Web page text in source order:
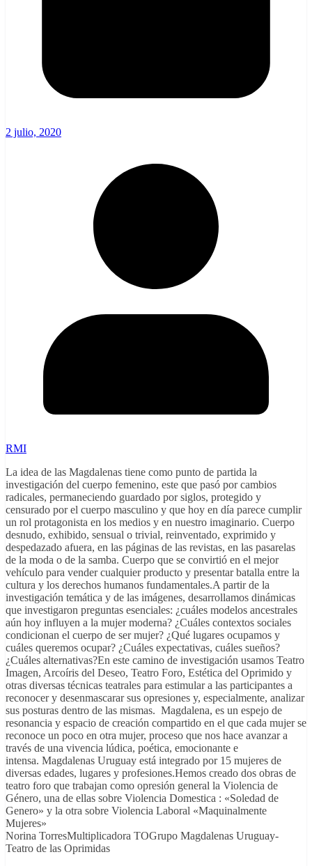
2 julio, 2020
RMI
La idea de las Magdalenas tiene como punto de partida la
investigación del cuerpo femenino, este que pasó por cambios
radicales, permaneciendo guardado por siglos, protegido y
censurado por el cuerpo masculino y que hoy en día parece cumplir
un rol protagonista en los medios y en nuestro imaginario. Cuerpo
desnudo, exhibido, sensual o trivial, reinventado, exprimido y
despedazado afuera, en las páginas de las revistas, en las pasarelas
de la moda o de la samba. Cuerpo que se convirtió en el mejor
vehículo para vender cualquier producto y presentar batalla entre la
cultura y los derechos humanos fundamentales.A partir de la
investigación temática y de las imágenes, desarrollamos dinámicas
que investigaron preguntas esenciales: ¿cuáles modelos ancestrales
aún hoy influyen a la mujer moderna? ¿Cuáles contextos sociales
condicionan el cuerpo de ser mujer? ¿Qué lugares ocupamos y
cuáles queremos ocupar? ¿Cuáles expectativas, cuáles sueños?
¿Cuáles alternativas?En este camino de investigación usamos Teatro
Imagen, Arcoíris del Deseo, Teatro Foro, Estética del Oprimido y
otras diversas técnicas teatrales para estimular a las participantes a
reconocer y desenmascarar sus opresiones y, especialmente, analizar
sus posturas dentro de las mismas. Magdalena, es un espejo de
resonancia y espacio de creación compartido en el que cada mujer se
reconoce un poco en otra mujer, proceso que nos hace avanzar a
través de una vivencia lúdica, poética, emocionante e
intensa. Magdalenas Uruguay está integrado por 15 mujeres de
diversas edades, lugares y profesiones.Hemos creado dos obras de
teatro foro que trabajan como opresión general la Violencia de
Género, una de ellas sobre Violencia Domestica : «Soledad de
Genero» y la otra sobre Violencia Laboral «Maquinalmente
Mujeres»
Norina TorresMultiplicadora TOGrupo Magdalenas Uruguay-
Teatro de las Oprimidas